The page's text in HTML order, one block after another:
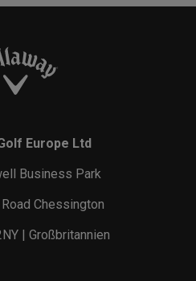
Europe Ltd
Business Park
Chessington
| Großbritannien